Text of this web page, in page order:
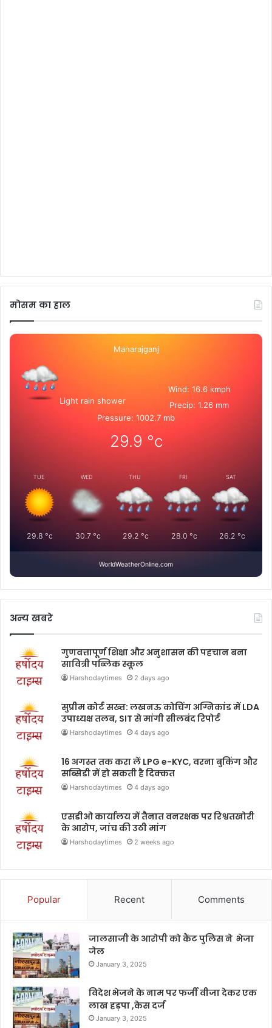
मोसम का हाल
Maharajganj
Light rain shower
Wind: 16.6 kmph
Precip: 1.26 mm
Pressure: 1002.7 mb
29.9 °c
TUE
29.8 °c
WED
30.7°c
THU
29.2 °c
FRI
28.0 °c
SAT
26.2 °c
WorldWeatherOnline.com
अन्य खबरे
गुणवत्तापूर्ण शिक्षा और अनुशासन की पहचान बना
सावित्री पब्लिक स्कूल
Harshodaytimes 2 days ago
सुप्रीम कोर्ट सख्त: लखनऊ कोचिंग अग्निकांड में LDA
उपाध्यक्ष तलब, SIT से मांगी सीलबंद रिपोर्ट
Harshodaytimes 4 days ago
16 अगस्त तक करा लें LPG e-KYC, वरना बुकिंग और
सब्सिडी में हो सकती है दिक्कत
Harshodaytimes 4 days ago
एसडीओ कार्यालय में तैनात वनरक्षक पर रिश्वतखोरी
के आरोप, जांच की उठी मांग
Harshodaytimes 2 weeks ago
Popular Recent Comments
जालसाजी के आरोपी को कैंट पुलिस ने भेजा
जेल
January 3, 2025
विदेश भेजने के नाम पर फर्जी वीजा देकर एक
लाख हड़पा ,केस दर्ज
January 3, 2025